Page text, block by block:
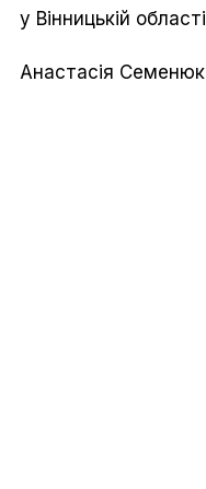
у Вінницькій області
Анастасія Семенюк